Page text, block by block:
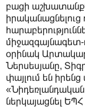
բացի
օրինակ
Ներսեսյանը,
փայլում են
«Նիդեռլանդական
ներկայացնել